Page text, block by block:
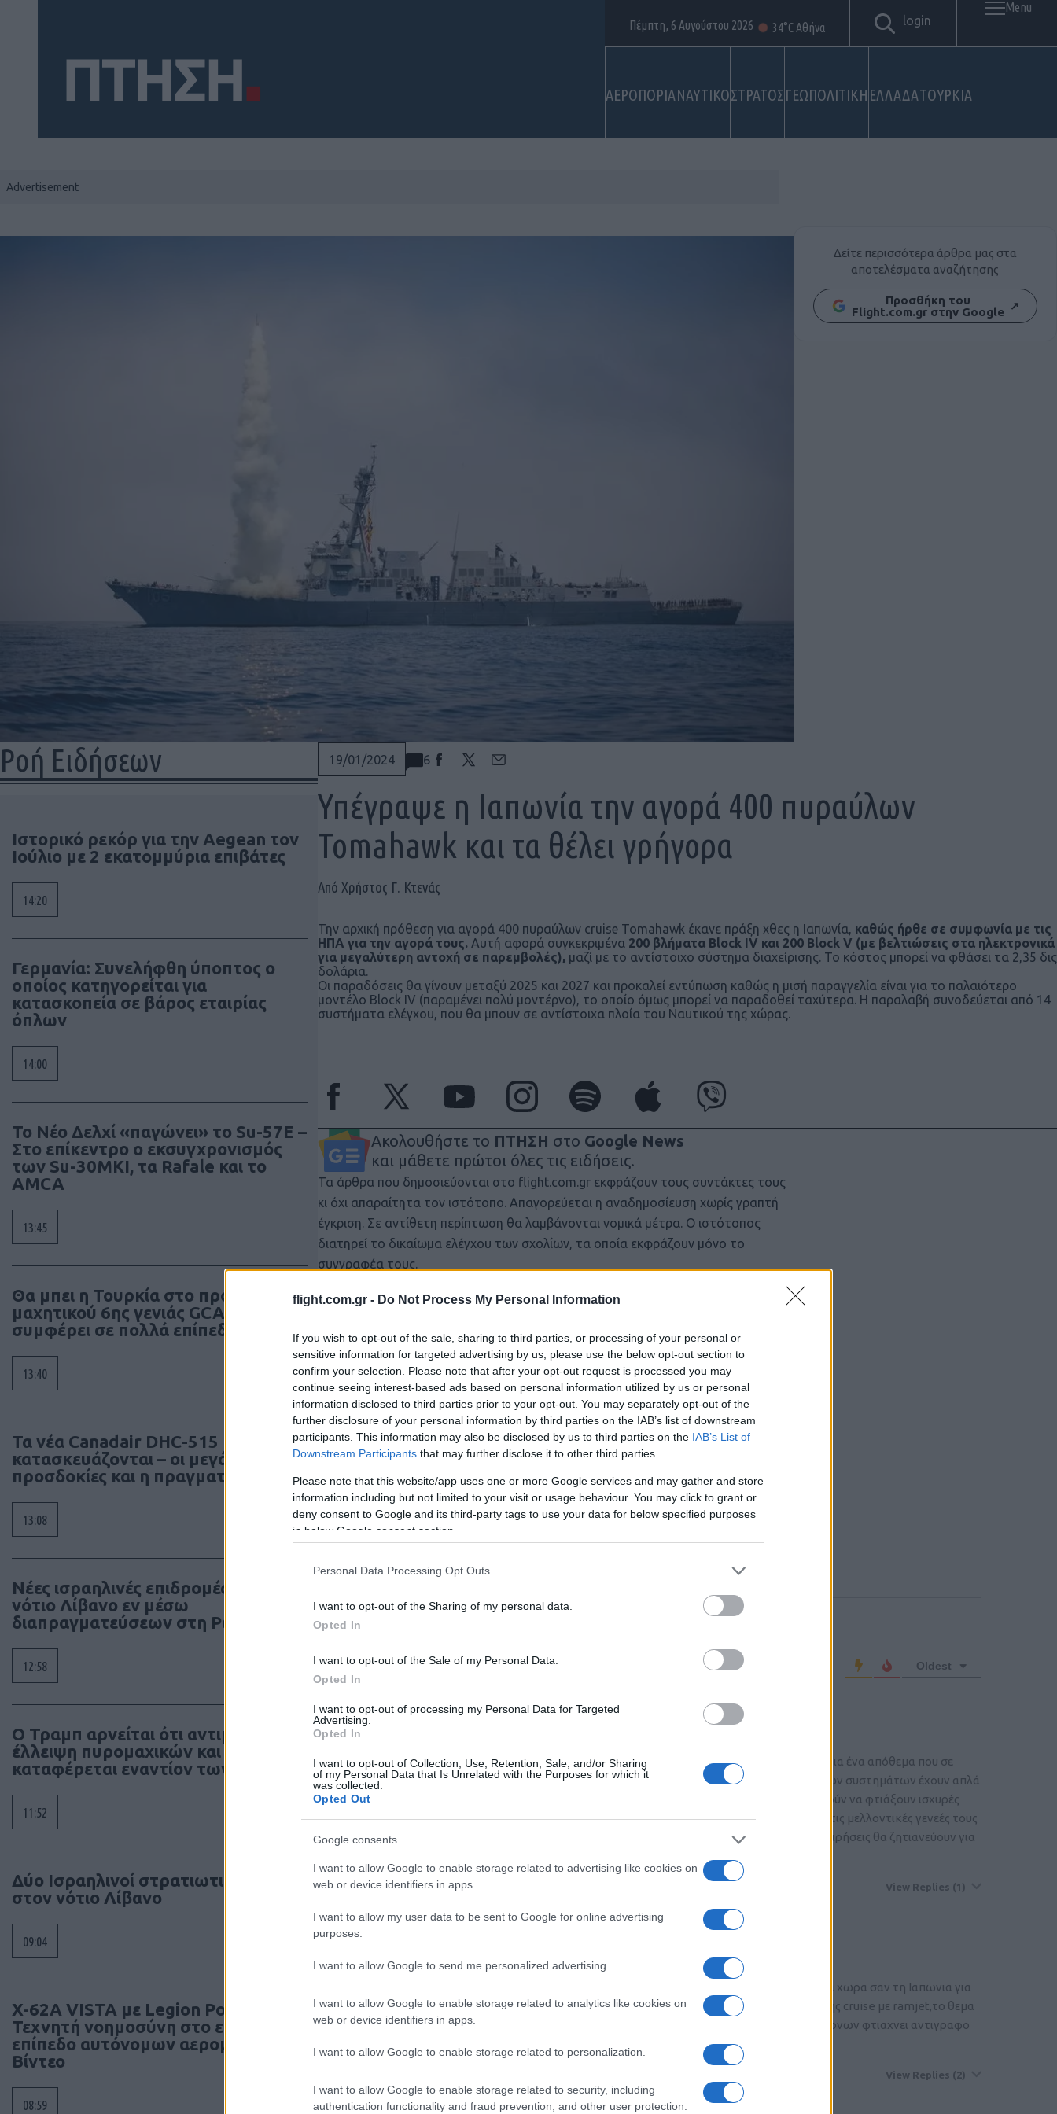
flight.com.gr - Do Not Process My Personal Information
If you wish to opt-out of the sale, sharing to third parties, or processing of your personal or
sensitive information for targeted advertising by us, please use the below opt-out section to
confirm your selection. Please note that after your opt-out request is processed you may
continue seeing interest-based ads based on personal information utilized by us or personal
information disclosed to third parties prior to your opt-out. You may separately opt-out of the
further disclosure of your personal information by third parties on the IAB’s list of downstream
participants. This information may also be disclosed by us to third parties on the IAB’s List of
Downstream Participants that may further disclose it to other third parties.
Please note that this website/app uses one or more Google services and may gather and store
information including but not limited to your visit or usage behaviour. You may click to grant or
deny consent to Google and its third-party tags to use your data for below specified purposes
in below Google consent section.
Personal Data Processing Opt Outs
I want to opt-out of the Sharing of my personal data.
Opted In
I want to opt-out of the Sale of my Personal Data.
Opted In
I want to opt-out of processing my Personal Data for Targeted
Advertising.
Opted In
I want to opt-out of Collection, Use, Retention, Sale, and/or Sharing
of my Personal Data that Is Unrelated with the Purposes for which it
was collected.
Opted Out
Google consents
I want to allow Google to enable storage related to advertising like cookies on
web or device identifiers in apps.
I want to allow my user data to be sent to Google for online advertising
purposes.
I want to allow Google to send me personalized advertising.
I want to allow Google to enable storage related to analytics like cookies on
web or device identifiers in apps.
I want to allow Google to enable storage related to personalization.
I want to allow Google to enable storage related to security, including
authentication functionality and fraud prevention, and other user protection.
ΑΕΡΟΠΟΡΙΑΝΑΥΤΙΚΟΣΤΡΑΤΟΣΓΕΩΠΟΛΙΤΙΚΗ ΕΛΛΑΔΑΤΟΥΡΚΙΑ
Πέμπτη, 6 Αυγούστου 2026 34°C Αθήνα login
Menu
Ροή Ειδήσεων
Ιστορικό ρεκόρ για την Aegean τον
Ιούλιο με 2 εκατομμύρια επιβάτες
14:20
Γερμανία: Συνελήφθη ύποπτος ο
οποίος κατηγορείται για
κατασκοπεία σε βάρος εταιρίας
όπλων
14:00
Το Νέο Δελχί «παγώνει» το Su-57E –
Στο επίκεντρο ο εκσυγχρονισμός
των Su-30MKI, τα Rafale και το
AMCA
13:45
Θα μπει η Τουρκία στο πρόγραμμα
μαχητικού 6ης γενιάς GCAP; Γιατί τη
συμφέρει σε πολλά επίπεδα
13:40
Τα νέα Canadair DHC-515
κατασκευάζονται – οι μεγάλες
προσδοκίες και η πραγματικότητα
13:08
Νέες ισραηλινές επιδρομές στον
νότιο Λίβανο εν μέσω
διαπραγματεύσεων στη Ρώμη
12:58
Ο Τραμπ αρνείται ότι αντιμετωπίζει
έλλειψη πυρομαχικών και
καταφέρεται εναντίον των ΜΜΕ
11:52
Δύο Ισραηλινοί στρατιωτικοί νεκροί
στον νότιο Λίβανο
09:04
X-62A VISTA με Legion Pod:
Τεχνητή νοημοσύνη στο επόμενο
επίπεδο αυτόνομων αερομαχιών –
Βίντεο
08:59
Δείτε περισσότερα άρθρα μας στα
αποτελέσματα αναζήτησης
Προσθήκη του
Flight.com.gr στην Google ↗
19/01/2024 6
Υπέγραψε η Ιαπωνία την αγορά 400 πυραύλων
Tomahawk και τα θέλει γρήγορα
Από Χρήστος Γ. Κτενάς
Την αρχική πρόθεση για αγορά 400 πυραύλων cruise Tomahawk έκανε πράξη χθες η Ιαπωνία, καθώς ήρθε σε συμφωνία με τις
ΗΠΑ για την αγορά τους. Αυτή αφορά συγκεκριμένα 200 βλήματα Block IV και 200 Block V (με βελτιώσεις στα ηλεκτρονικά
για μεγαλύτερη αντοχή σε παρεμβολές), μαζί με το αντίστοιχο σύστημα διαχείρισης. Το κόστος μπορεί να φθάσει τα 2,35 δις
δολάρια.
Οι παραδόσεις θα γίνουν μεταξύ 2025 και 2027 και προκαλεί εντύπωση καθώς η μισή παραγγελία είναι για το παλαιότερο
μοντέλο Block IV (παραμένει πολύ μοντέρνο), το οποίο όμως μπορεί να παραδοθεί ταχύτερα. H παραλαβή συνοδεύεται από 14
συστήματα ελέγχου, που θα μπουν σε αντίστοιχα πλοία του Ναυτικού της χώρας.
Ακολουθήστε το ΠΤΗΣΗ στο Google News
και μάθετε πρώτοι όλες τις ειδήσεις.
Τα άρθρα που δημοσιεύονται στο flight.com.gr εκφράζουν τους συντάκτες τους
κι όχι απαραίτητα τον ιστότοπο. Απαγορεύεται η αναδημοσίευση χωρίς γραπτή
έγκριση. Σε αντίθετη περίπτωση θα λαμβάνονται νομικά μέτρα. Ο ιστότοπος
διατηρεί το δικαίωμα ελέγχου των σχολίων, τα οποία εκφράζουν μόνο το
συγγραφέα τους.
Please login to comment
6COMMENTS Oldest
Active Member
Κάνοντας μιας απλή διαίρεση, υπολογίζεται σε… σχεδόν 60 εκατ. ανά πύραυλο(!), για ένα απόθεμα που σε
καιρό πολέμου μπορεί να διαρκέσει μερικές μέρες. Οι τιμές των σημερινών οπλικών συστημάτων έχουν απλά
φτάσει σε διαστημικά επίπεδα. Όσοι έχουν φτιάξει πολεμική βιομηχανία θα μπορούν να φτιάξουν ισχυρές
ένοπλες δυνάμεις και να πολεμήσουν. Οι υπόλοιποι θα υπονομεύσουν οικονομικά τις μελλοντικές γενεές τους
για να φτιάξουν στρατό μερικών εβδομάδων και μετά για να συνεχίσουν τις επιχειρήσεις θα ζητιανεύουν για
1 Reply View Replies (1)
19 Ιανουαρίου 2024 21:10
Παντελώς απαρχαιωμένος πυραύλος , υποηχητικος και με προβλεψιμη τροχια.Μια χωρα σαν τη Ιαπωνια για
πλακα με τοσα λεφτα θα εφτιαχνε τριπλασιο αποθεμα.Ηδη εχει για τα μαχητικα της cruise με ramjet,το θεμα
ειναι απλα οι ”δημοσιες” σχεσεις.Μεχρι και η Ελλαδα αν μαζεψει ενα team επιστημονων φτιαχνει αντιγραφο
View Replies (2)